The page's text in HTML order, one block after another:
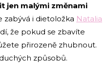
jen malými změnami
zabývá i dietoložka Natalia
že pokud se zbavíte
přirozeně zhubnout.
způsobů.